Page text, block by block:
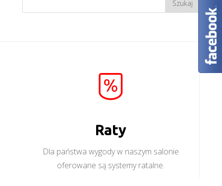
Raty
Dla państwa wygody w naszym salonie
oferowane są systemy ratalne.